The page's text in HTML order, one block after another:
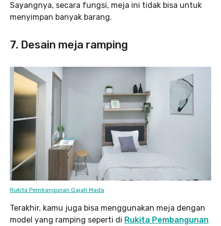
Sayangnya, secara fungsi, meja ini tidak bisa untuk
menyimpan banyak barang.
7. Desain meja ramping
Rukita Pembangunan Gajah Mada
Terakhir, kamu juga bisa menggunakan meja dengan
model yang ramping seperti di Rukita Pembangunan